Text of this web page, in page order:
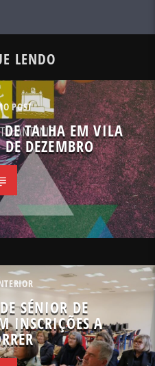
LENDO
POST
TALHA EM VILA
DEZEMBRO
SÉNIOR DE
INSCRIÇÕES A